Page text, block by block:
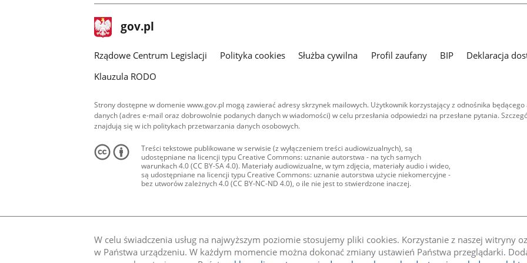
W celu świadczenia usług na najwyższym poziomie stosujemy pliki cookies. Korzystanie z naszej witryny
w Państwa urządzeniu. W każdym momencie można dokonać zmiany ustawień Państwa przeglądarki.
stopka
gov.pl Strona
gov.pl
Rządowe Centrum Legislacji Polityka cookies Służba cywilna Profil zaufany BIP
Deklaracja
Klauzula RODO
Strony dostępne w domenie www.gov.pl mogą zawierać adresy skrzynek mailowych. Użytkownik korzystający z odnośnika
danych (adres e-mail oraz dobrowolnie podanych danych w wiadomości) w celu przesłania odpowiedzi na przesłane pytania.
znajdują się w ich politykach przetwarzania danych osobowych.
Treści tekstowe publikowane w serwisie (z wyłączeniem treści audiowizualnych), są
udostępniane na licencji typu Creative Commons: uznanie autorstwa - na tych samych
warunkach 4.0 (CC BY-SA 4.0). Materiały audiowizualne, w tym zdjęcia, materiały audio i wideo,
są udostępniane na licencji typu Creative Commons: uznanie autorstwa użycie niekomercyjne -
bez utworów zależnych 4.0 (CC BY-NC-ND 4.0), o ile nie jest to stwierdzone inaczej.